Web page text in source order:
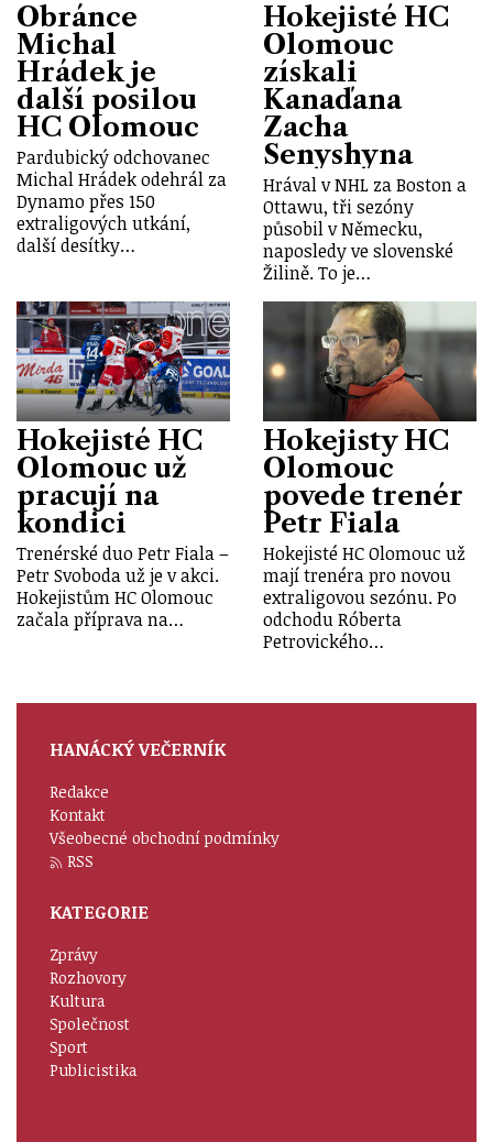
Obránce
Michal
Hrádek je
další posilou
HC Olomouc
Pardubický odchovanec
Michal Hrádek odehrál za
Dynamo přes 150
extraligových utkání,
další desítky…
Hokejisté HC
Olomouc
získali
Kanaďana
Zacha
Senyshyna
Hrával v NHL za Boston a
Ottawu, tři sezóny
působil v Německu,
naposledy ve slovenské
Žilině. To je…
Hokejisté HC
Olomouc už
pracují na
kondici
Trenérské duo Petr Fiala –
Petr Svoboda už je v akci.
Hokejistům HC Olomouc
začala příprava na…
Hokejisty HC
Olomouc
povede trenér
Petr Fiala
Hokejisté HC Olomouc už
mají trenéra pro novou
extraligovou sezónu. Po
odchodu Róberta
Petrovického…
HANÁCKÝ VEČERNÍK
Redakce
Kontakt
Všeobecné obchodní podmínky
RSS
KATEGORIE
Zprávy
Rozhovory
Kultura
Společnost
Sport
Publicistika